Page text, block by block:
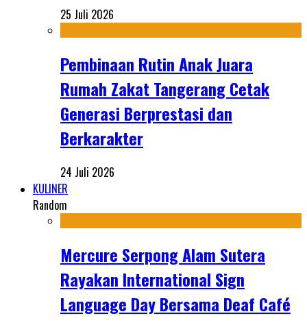
25 Juli 2026
Pembinaan Rutin Anak Juara
Rumah Zakat Tangerang Cetak
Generasi Berprestasi dan
Berkarakter
24 Juli 2026
KULINER
Random
Mercure Serpong Alam Sutera
Rayakan International Sign
Language Day Bersama Deaf Café